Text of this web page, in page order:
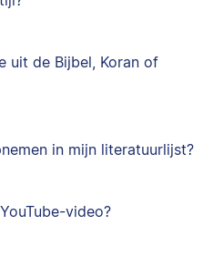
uit de Bijbel, Koran of
in mijn literatuurlijst?
video?